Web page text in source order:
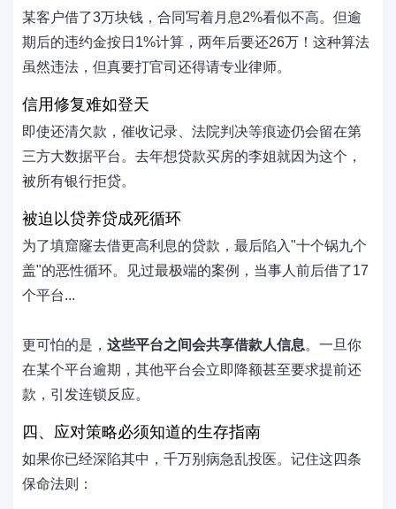
某客户借了3万块钱，合同写着月息2%看似不高。但逾
期后的违约金按日1%计算，两年后要还26万！这种算法
虽然违法，但真要打官司还得请专业律师。
信用修复难如登天
即使还清欠款，催收记录、法院判决等痕迹仍会留在第
三方大数据平台。去年想贷款买房的李姐就因为这个，
被所有银行拒贷。
被迫以贷养贷成死循环
为了填窟窿去借更高利息的贷款，最后陷入"十个锅九个
盖"的恶性循环。见过最极端的案例，当事人前后借了17
个平台...
更可怕的是， 这些平台之间会共享借款人信息。一旦你
在某个平台逾期，其他平台会立即降额甚至要求提前还
款，引发连锁反应。
四、应对策略必须知道的生存指南
如果你已经深陷其中，千万别病急乱投医。记住这四条
保命法则：